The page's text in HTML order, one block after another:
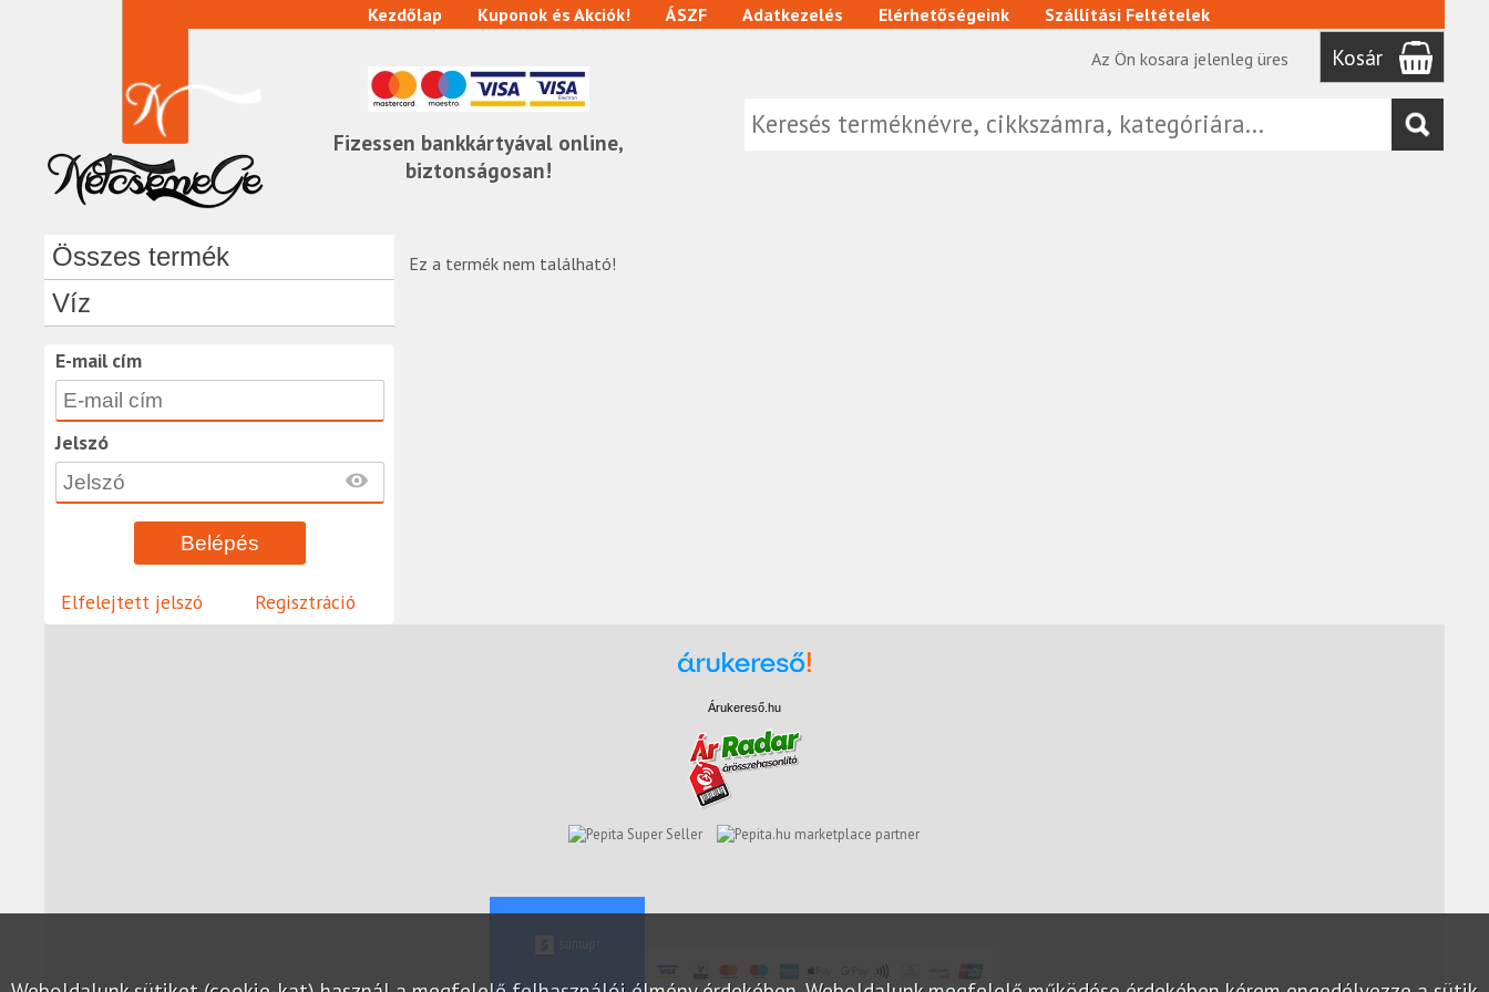
Fizessen bankkártyával online,
biztonságosan!
Kezdőlap Kuponok és Akciók! ÁSZF Adatkezelés Elérhetőségeink
Szállítási Feltételek
Az Ön kosara jelenleg üres
Kosár
Összes termék
Víz
E-mail cím
Jelszó
Elfelejtett jelszó Regisztráció
Ez a termék nem található!
Árukereső.hu
marketplace partner